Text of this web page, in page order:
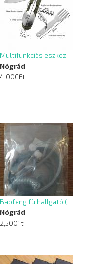
Multifunkciós eszköz
Nógrád
4,000Ft
Baofeng fülhallgató (…
Nógrád
2,500Ft